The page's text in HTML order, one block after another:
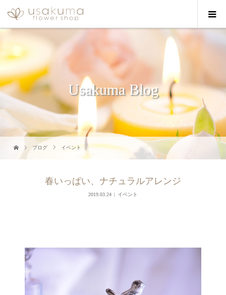
Usakuma Blog
ブログ イベント
春いっぱい、ナチュラルアレンジ
2019.03.24 イベント